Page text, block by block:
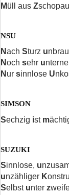
Müll aus Zschopau
NSU
Nach Sturz u
Noch sehr u
N ur sinnlose U
SIMSON
Sechzig ist m
SUZUKI
Sinnlose, u
unzähliger K
Selbst unter z